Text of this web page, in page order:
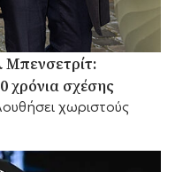
Μπενσετρίτ:
χρόνια σχέσης
χωριστούς